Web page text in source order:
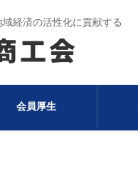
経済の活性化に貢献する
会員厚生